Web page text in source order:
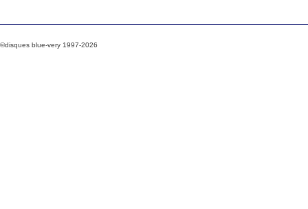
©disques blue-very 1997-2026